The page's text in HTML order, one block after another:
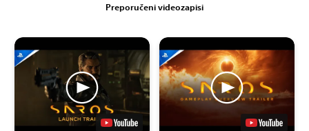
Preporučeni videozapisi